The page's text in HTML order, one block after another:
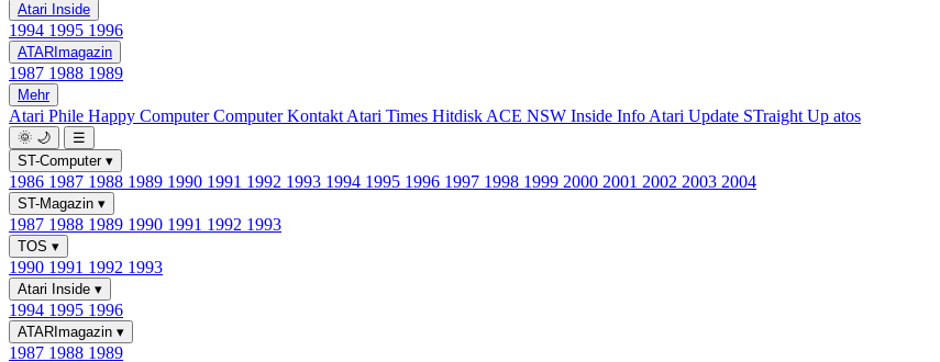
Atari Inside
1994 1995 1996
ATARImagazin
1987 1988 1989
Mehr
Atari Phile Happy ComputerComputer Kontakt Atari Times Hitdisk ACE NSW Inside Info Atari Update STraight Up atos
🌞 🌙
☰
ST-Computer ▾
1986 1987 1988 1989 1990 1991 1992 1993 1994 1995 1996 1997 1998 1999 2000 2001 2002 2003 2004
ST-Magazin ▾
1987 1988 1989 1990 1991 1992 1993
TOS ▾
1990 1991 1992 1993
Atari Inside ▾
1994 1995 1996
ATARImagazin ▾
1987 1988 1989